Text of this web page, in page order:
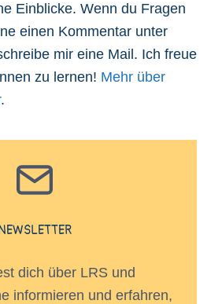
Einblicke. Wenn du Fragen
einen Kommentar unter
mir eine Mail. Ich freue
zu lernen! Mehr über
.
dich über LRS und
informieren und erfahren,